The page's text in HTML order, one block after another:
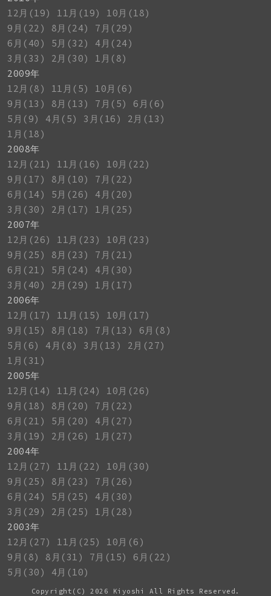
12月(19)
11月(19)
10月(18)
9月(22)
8月(24)
7月(29)
6月(40)
5月(32)
4月(24)
3月(33)
2月(30)
1月(8)
2009年
12月(8)
11月(5)
10月(6)
9月(13)
8月(13) 7月(5)
6月(6)
5月(9)
4月(5) 3月(16)
2月(13)
1月(18)
2008年
12月(21)
11月(16)
10月(22)
9月(17)
8月(10)
7月(22)
6月(14)
5月(26)
4月(20)
3月(30)
2月(17)
1月(25)
2007年
12月(26)
11月(23)
10月(23)
9月(25)
8月(23)
7月(21)
6月(21)
5月(24)
4月(30)
3月(40)
2月(29)
1月(17)
2006年
12月(17)
11月(15)
10月(17)
9月(15)
8月(18) 7月(13)
6月(8)
5月(6)
4月(8) 3月(13)
2月(27)
1月(31)
2005年
12月(14)
11月(24)
10月(26)
9月(18)
8月(20)
7月(22)
6月(21)
5月(20)
4月(27)
3月(19)
2月(26)
1月(27)
2004年
12月(27)
11月(22)
10月(30)
9月(25)
8月(23)
7月(26)
6月(24)
5月(25)
4月(30)
3月(29)
2月(25)
1月(28)
2003年
12月(27)
11月(25)
10月(6)
9月(8)
8月(31) 7月(15)
6月(22)
5月(30)
4月(10)
Copyright(C) 2026 Kiyoshi All Rights Reserved.